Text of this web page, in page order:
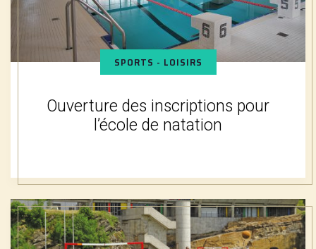
SPORTS - LOISIRS
Ouverture des inscriptions pour
l’école de natation